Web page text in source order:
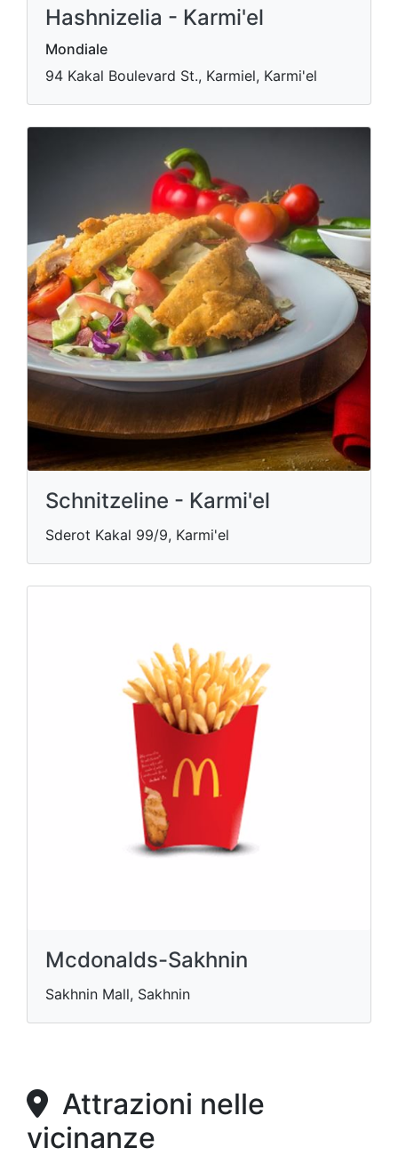
Hashnizelia - Karmi'el
Mondiale
94 Kakal Boulevard St., Karmiel, Karmi'el
Schnitzeline - Karmi'el
Sderot Kakal 99/9, Karmi'el
Mcdonalds-Sakhnin
Sakhnin Mall, Sakhnin
Attrazioni nelle
vicinanze